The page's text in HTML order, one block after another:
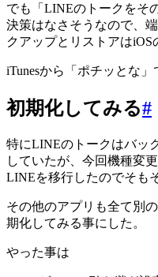
でも「LINEのトークをそ
決策はなさそうなので、
クアップとリストアはiOS
iTunesから「ポチッとな」
初期化してみる#
特にLINEのトークはバッ
していたが、今回機種変
LINEを移行したのでそも
その他のアプリも全て別
期化してみる事にした。
やった事は